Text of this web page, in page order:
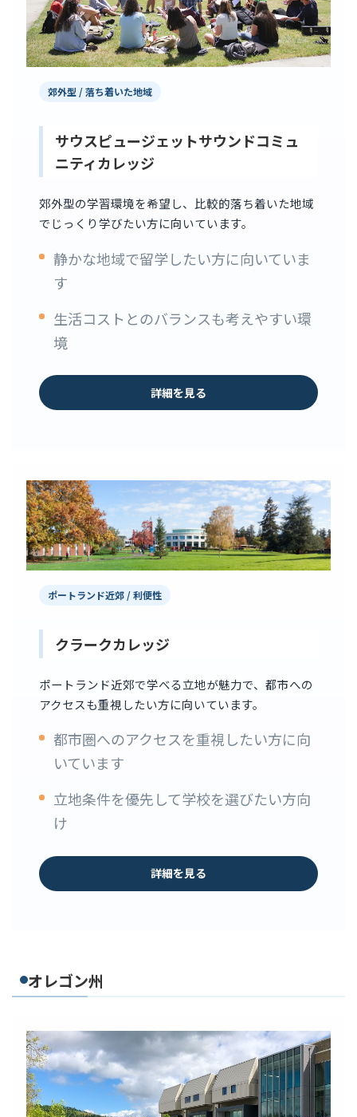
郊外型 / 落ち着いた地域
サウスピュージェットサウンドコミュ
ニティカレッジ
郊外型の学習環境を希望し、比較的落ち着いた地域
でじっくり学びたい方に向いています。
静かな地域で留学したい方に向いていま
す
生活コストとのバランスも考えやすい環
境
詳細を見る
ポートランド近郊 / 利便性
クラークカレッジ
ポートランド近郊で学べる立地が魅力で、都市への
アクセスも重視したい方に向いています。
都市圏へのアクセスを重視したい方に向
いています
立地条件を優先して学校を選びたい方向
け
詳細を見る
オレゴン州